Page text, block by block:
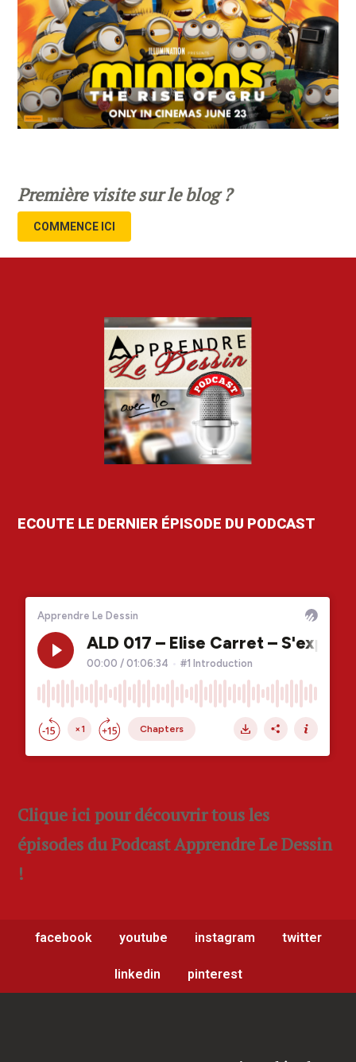
Première visite sur le blog ?
COMMENCE ICI
ECOUTE LE DERNIER ÉPISODE DU PODCAST
Clique ici pour découvrir tous les
épisodes du Podcast Apprendre Le Dessin
!
facebook youtube instagram twitter
linkedin pinterest